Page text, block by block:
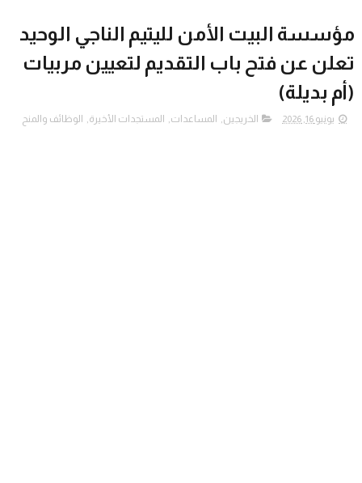
مؤسسة البيت الأمن لليتيم الناجي الوحيد
تعلن عن فتح باب التقديم لتعيين مربيات
(أم بديلة)
يونيو 16, 2026 الخريجين, المساعدات, المستجدات الأخيرة, الوظائف والمنح